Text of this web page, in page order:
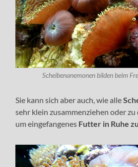
Scheibenanemonen bilden beim
Sie kann sich aber auch, wie alle
sehr klein zusammenziehen oder zu
um eingefangenes Futter in Ruhe